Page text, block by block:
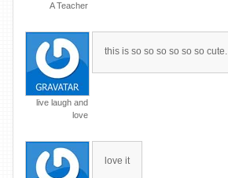
A Teacher
live laugh and
love
this is so so so so so so cute.
love it